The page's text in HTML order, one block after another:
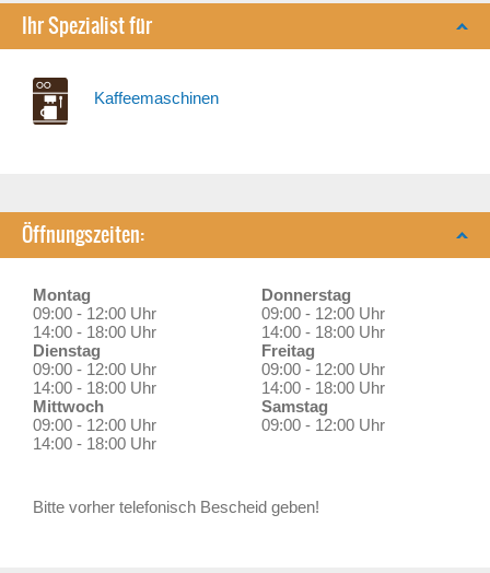
Ihr Spezialist für
Kaffeemaschinen
Öffnungszeiten:
Montag
09:00 - 12:00 Uhr
14:00 - 18:00 Uhr
Dienstag
09:00 - 12:00 Uhr
14:00 - 18:00 Uhr
Mittwoch
09:00 - 12:00 Uhr
14:00 - 18:00 Uhr
Donnerstag
09:00 - 12:00 Uhr
14:00 - 18:00 Uhr
Freitag
09:00 - 12:00 Uhr
14:00 - 18:00 Uhr
Samstag
09:00 - 12:00 Uhr
Bitte vorher telefonisch Bescheid geben!